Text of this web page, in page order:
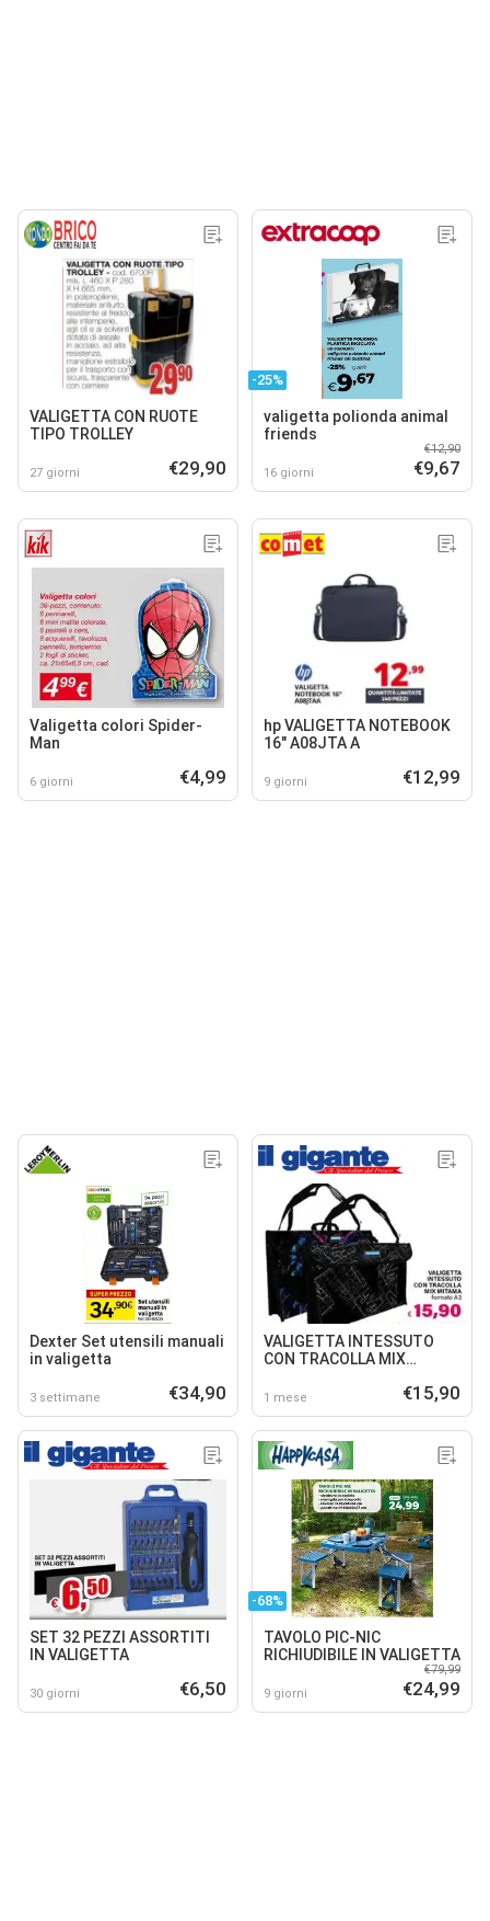
VALIGETTA CON RUOTE
TIPO TROLLEY
27 giorni €29,90
-25%
valigetta polionda animal
friends
16 giorni
€12,90
€9,67
Valigetta colori Spider-
Man
6 giorni €4,99
hp VALIGETTA NOTEBOOK
16" A08JTA A
9 giorni €12,99
Dexter Set utensili manuali
in valigetta
3 settimane €34,90
VALIGETTA INTESSUTO
CON TRACOLLA MIX
1 mese €15,90
SET 32 PEZZI ASSORTITI
IN VALIGETTA
30 giorni €6,50
-68%
TAVOLO PIC-NIC
RICHIUDIBILE IN VALIGETTA
9 giorni
€79,99
€24,99